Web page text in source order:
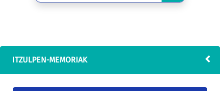
ITZULPEN-MEMORIAK